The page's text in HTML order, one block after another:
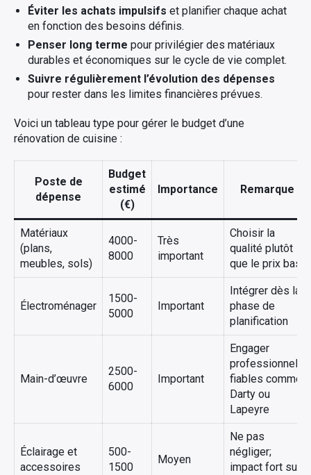
Éviter les achats impulsifs et planifier chaque achat
en fonction des besoins définis.
Penser long terme pour privilégier des matériaux
durables et économiques sur le cycle de vie complet.
Suivre régulièrement l’évolution des dépenses
pour rester dans les limites financières prévues.
Voici un tableau type pour gérer le budget d’une
rénovation de cuisine :
Poste de
dépense
Budget
estimé
(€)
Importance Remarque
Matériaux
(plans,
meubles, sols)
4000-
8000
Très
important
Choisir la
qualité plutôt
que le prix bas
Électroménager
1500-
5000
Important
Intégrer dès la
phase de
planification
Main-d’œuvre
2500-
6000
Important
Engager
professionnels
fiables comme
Darty ou
Lapeyre
Éclairage et
accessoires
500-
1500
Moyen
Ne pas
négliger;
impact fort sur